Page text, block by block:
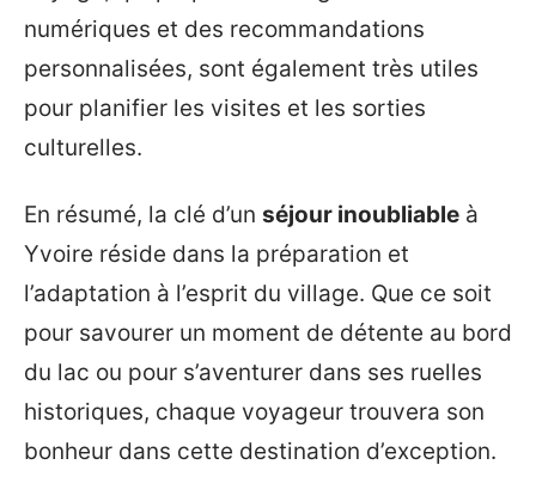
numériques et des recommandations
personnalisées, sont également très utiles
pour planifier les visites et les sorties
culturelles.
En résumé, la clé d’un séjour inoubliable à
Yvoire réside dans la préparation et
l’adaptation à l’esprit du village. Que ce soit
pour savourer un moment de détente au bord
du lac ou pour s’aventurer dans ses ruelles
historiques, chaque voyageur trouvera son
bonheur dans cette destination d’exception.